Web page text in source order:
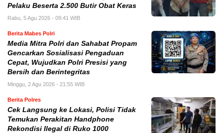
Pelaku Beserta 2.500 Butir Obat Keras
Rabu, 5 Agu 2026 - 09:41 WIB
Berita Mabes Polri
Media Mitra Polri dan Sahabat Propam
Gencarkan Sosialisasi Pengaduan
Cepat, Wujudkan Polri Presisi yang
Bersih dan Berintegritas
Minggu, 2 Agu 2026 - 21:55 WIB
Berita Polres
Cek Langsung ke Lokasi, Polisi Tidak
Temukan Perakitan Handphone
Rekondisi Ilegal di Ruko 1000